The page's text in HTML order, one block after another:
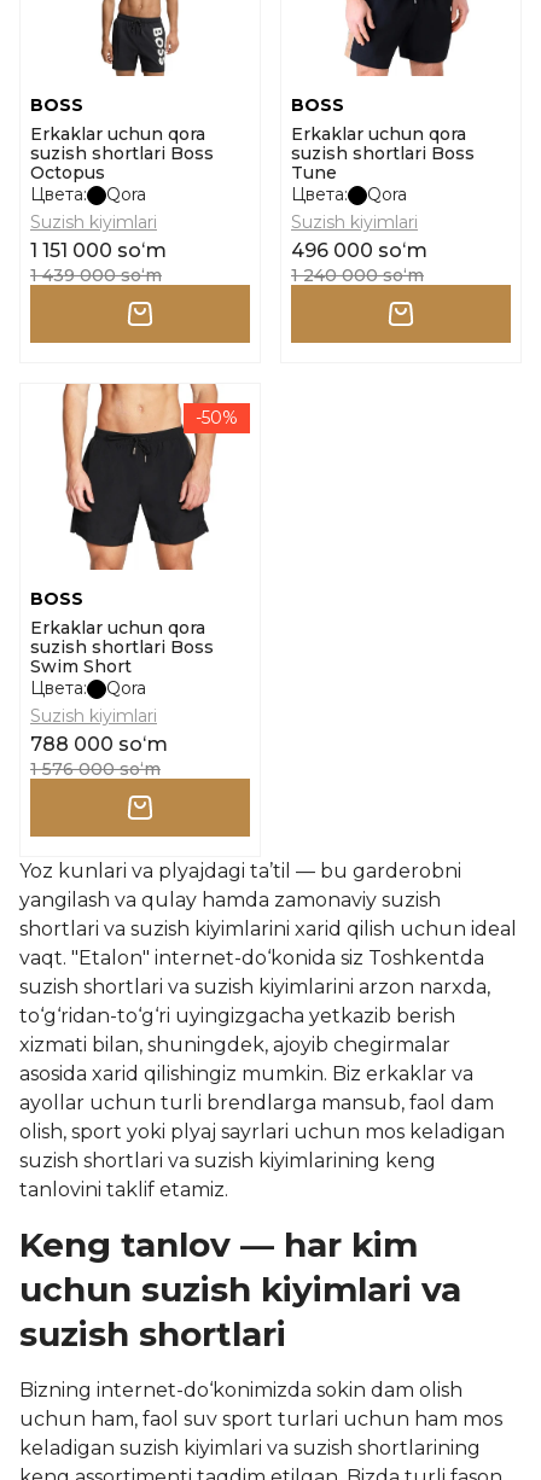
BOSS
Erkaklar uchun qora
suzish shortlari Boss
Octopus
Цвета:
Qora
Suzish kiyimlari
1 151 000 soʻm
1 439 000 soʻm
BOSS
Erkaklar uchun qora
suzish shortlari Boss
Tune
Цвета:
Qora
Suzish kiyimlari
496 000 soʻm
1 240 000 soʻm
-50%
BOSS
Erkaklar uchun qora
suzish shortlari Boss
Swim Short
Цвета:
Qora
Suzish kiyimlari
788 000 soʻm
1 576 000 soʻm
Yoz kunlari va plyajdagi ta’til — bu garderobni
yangilash va qulay hamda zamonaviy suzish
shortlari va suzish kiyimlarini xarid qilish uchun ideal
vaqt. "Etalon" internet-do‘konida siz Toshkentda
suzish shortlari va suzish kiyimlarini arzon narxda,
to‘g‘ridan-to‘g‘ri uyingizgacha yetkazib berish
xizmati bilan, shuningdek, ajoyib chegirmalar
asosida xarid qilishingiz mumkin. Biz erkaklar va
ayollar uchun turli brendlarga mansub, faol dam
olish, sport yoki plyaj sayrlari uchun mos keladigan
suzish shortlari va suzish kiyimlarining keng
tanlovini taklif etamiz.
Keng tanlov — har kim
uchun suzish kiyimlari va
suzish shortlari
Bizning internet-do‘konimizda sokin dam olish
uchun ham, faol suv sport turlari uchun ham mos
keladigan suzish kiyimlari va suzish shortlarining